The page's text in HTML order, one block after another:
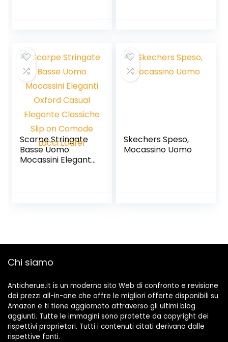
Scarpe Stringate
Basse Uomo
Mocassini Eleganti
Skechers Speso,
Mocassino Uomo
Chi siamo
Anticherue.it is un moderno sito Web di confronto e revisione
dei prezzi all-in-one che offre le migliori offerte disponibili su
Amazon e ti tiene aggiornato attraverso gli ultimi blog
aggiunti. Tutte le immagini sono protette da copyright dei
rispettivi proprietari. Tutti i contenuti citati derivano dalle
rispettive fonti.